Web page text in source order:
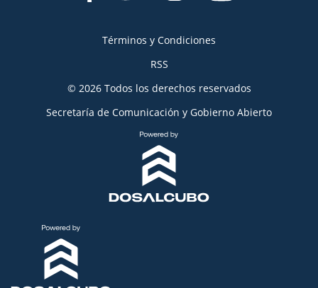
Términos y Condiciones
RSS
© 2026 Todos los derechos reservados
Secretaría de Comunicación y Gobierno Abierto